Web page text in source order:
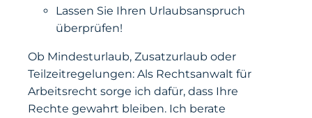
Lassen Sie Ihren Urlaubsanspruch
überprüfen!
Ob Mindesturlaub, Zusatzurlaub oder
Teilzeitregelungen: Als Rechtsanwalt für
Arbeitsrecht sorge ich dafür, dass Ihre
Rechte gewahrt bleiben. Ich berate